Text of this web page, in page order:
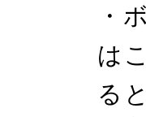
・
は
る